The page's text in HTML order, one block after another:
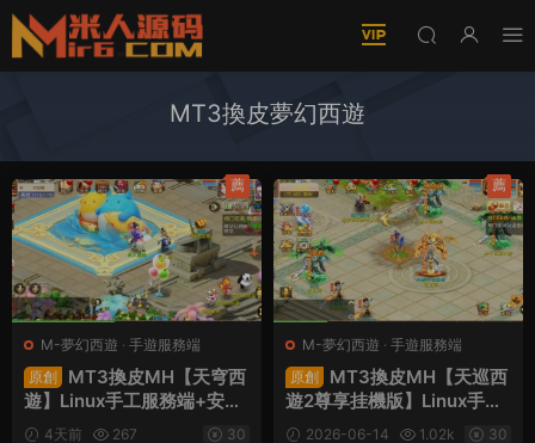
MT3換皮夢幻西遊
M-夢幻西遊 · 手遊服務端
原創
MT3換皮MH【天穹西
遊】Linux手工服務端+安卓
蘋果雙端+GM後台+全套源
4天前 267 30
薦
M-夢幻西遊 · 手遊服務端
原創
MT3換皮MH【天巡西
遊2尊享挂機版】Linux手工
服務端+安卓蘋果雙端+GM
2026-06-14 1.02k 30
薦